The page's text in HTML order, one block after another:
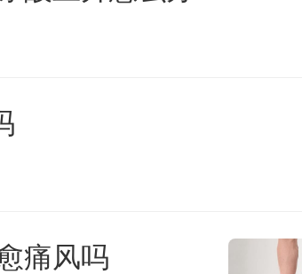
痛风吗